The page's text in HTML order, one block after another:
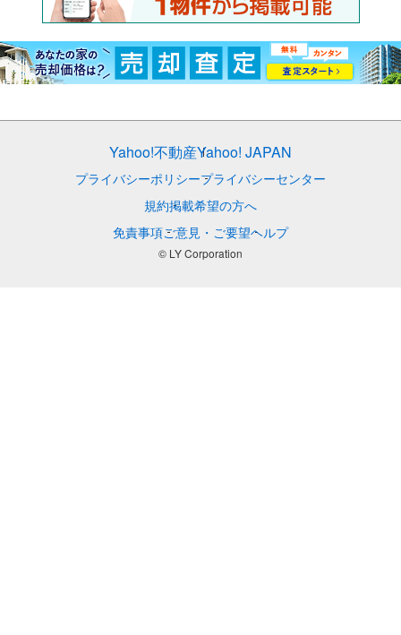
Yahoo!不動産Yahoo! JAPAN
プライバシーポリシープライバシーセンター
規約掲載希望の方へ
免責事項ご意見・ご要望ヘルプ
© LY Corporation